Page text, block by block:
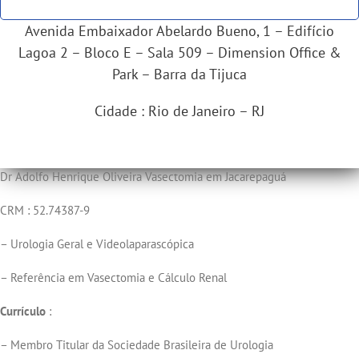
Avenida Embaixador Abelardo Bueno, 1 – Edifício
Lagoa 2 – Bloco E – Sala 509 – Dimension Office &
Park – Barra da Tijuca
Cidade : Rio de Janeiro – RJ
Dr Adolfo Henrique Oliveira Vasectomia em Jacarepaguá
CRM : 52.74387-9
– Urologia Geral e Videolaparascópica
– Referência em Vasectomia e Cálculo Renal
Currículo:
– Membro Titular da Sociedade Brasileira de Urologia